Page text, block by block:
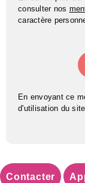
consulter nos
caractère
En envoyant ce
d'utilisation du
Contacter